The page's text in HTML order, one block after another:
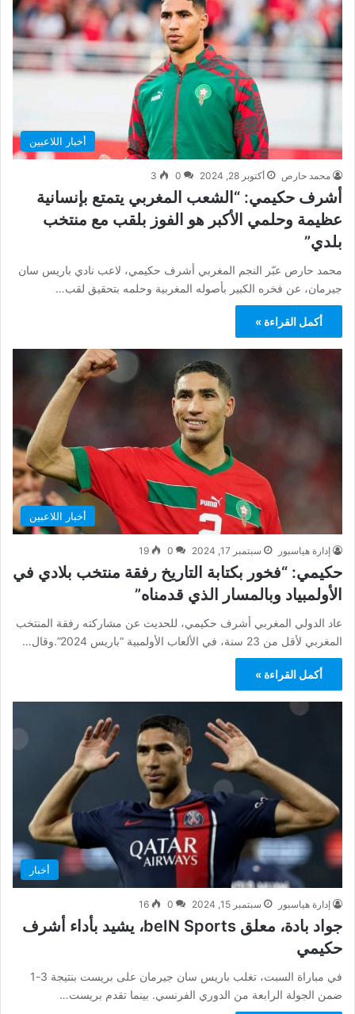
أخبار اللاعبين
محمد حارص أكتوبر 28, 2024 0
3
أشرف حكيمي: “الشعب المغربي يتمتع بإنسانية
عظيمة وحلمي الأكبر هو الفوز بلقب مع منتخب
بلدي”
محمد حارص عبّر النجم المغربي أشرف حكيمي، لاعب نادي باريس سان
جيرمان، عن فخره الكبير بأصوله المغربية وحلمه بتحقيق لقب…
أكمل القراءة »
أخبار اللاعبين
إدارة هياسبور سبتمبر 17, 2024 0
19
حكيمي: “فخور بكتابة التاريخ رفقة منتخب بلادي في
الأولمبياد وبالمسار الذي قدمناه”
عاد الدولي المغربي أشرف حكيمي، للحديث عن مشاركته رفقة المنتخب
المغربي لأقل من 23 سنة، في الألعاب الأولمبية “باريس 2024”.وقال…
أكمل القراءة »
أخبار
إدارة هياسبور سبتمبر 15, 2024 0
16
جواد بادة، معلق beIN Sports، يشيد بأداء أشرف
حكيمي
في مباراة السبت، تغلب باريس سان جيرمان على بريست بنتيجة 3-1
ضمن الجولة الرابعة من الدوري الفرنسي. بينما تقدم بريست…